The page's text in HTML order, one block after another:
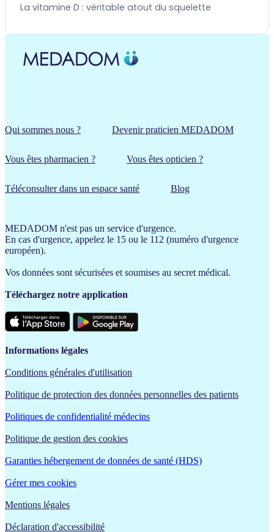
La vitamine D : véritable atout du squelette
Qui sommes nous ? Devenir praticien MEDADOM
Vous êtes pharmacien ? Vous êtes opticien ?
Téléconsulter dans un espace santé Blog
MEDADOM n'est pas un service d'urgence.
En cas d'urgence, appelez le 15 ou le 112 (numéro d'urgence
européen).
Vos données sont sécurisées et soumises au secret médical.
Téléchargez notre application
Informations légales
Conditions générales d'utilisation
Politique de protection des données personnelles des patients
Politiques de confidentialité médecins
Politique de gestion des cookies
Garanties hébergement de données de santé (HDS)
Gérer mes cookies
Mentions légales
Déclaration d'accessibilité